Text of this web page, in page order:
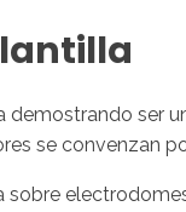
ser
se convenzan